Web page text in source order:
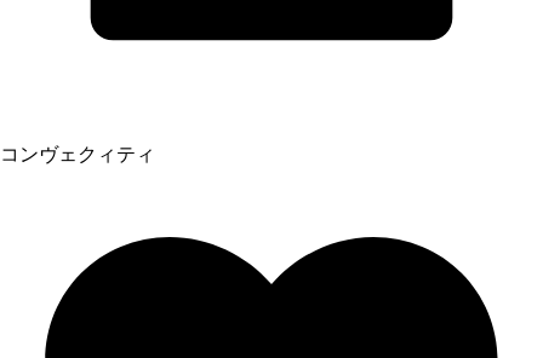
コンヴェクィティ